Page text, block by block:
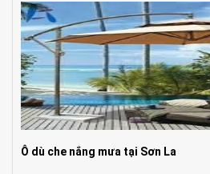
Ô dù che nắng mưa tại Sơn La